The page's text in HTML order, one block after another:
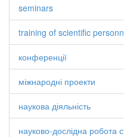
seminars
training of scientific
конференції
міжнародні проекти
наукова діяльність
науково-дослідна робота